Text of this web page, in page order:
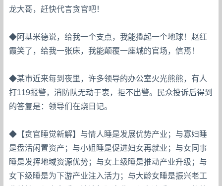
龙大哥，赶快代言贪官吧！
◆阿基米德说，给我一个支点，我能撬起一个地球！赵红
霞笑了，给我一张床，我能颠覆一座城的官场，信焉！
◆某市近来每到夜里，许多领导的办公室火光熊熊，有人
打119报警，消防队无动于衷，拒不出警。民众投诉后得到
的答复是：领导们在烧日记。
◆【贪官睡觉新解】与情人睡是发展优势产业；与寡妇睡
是盘活闲置资产；与小姐睡是促进妇女再就业；与女同事
睡是发挥地域资源优势；与女上级睡是推动产业升级；与
女下级睡是为下游产业注入活力；与大龄女睡是振兴老工